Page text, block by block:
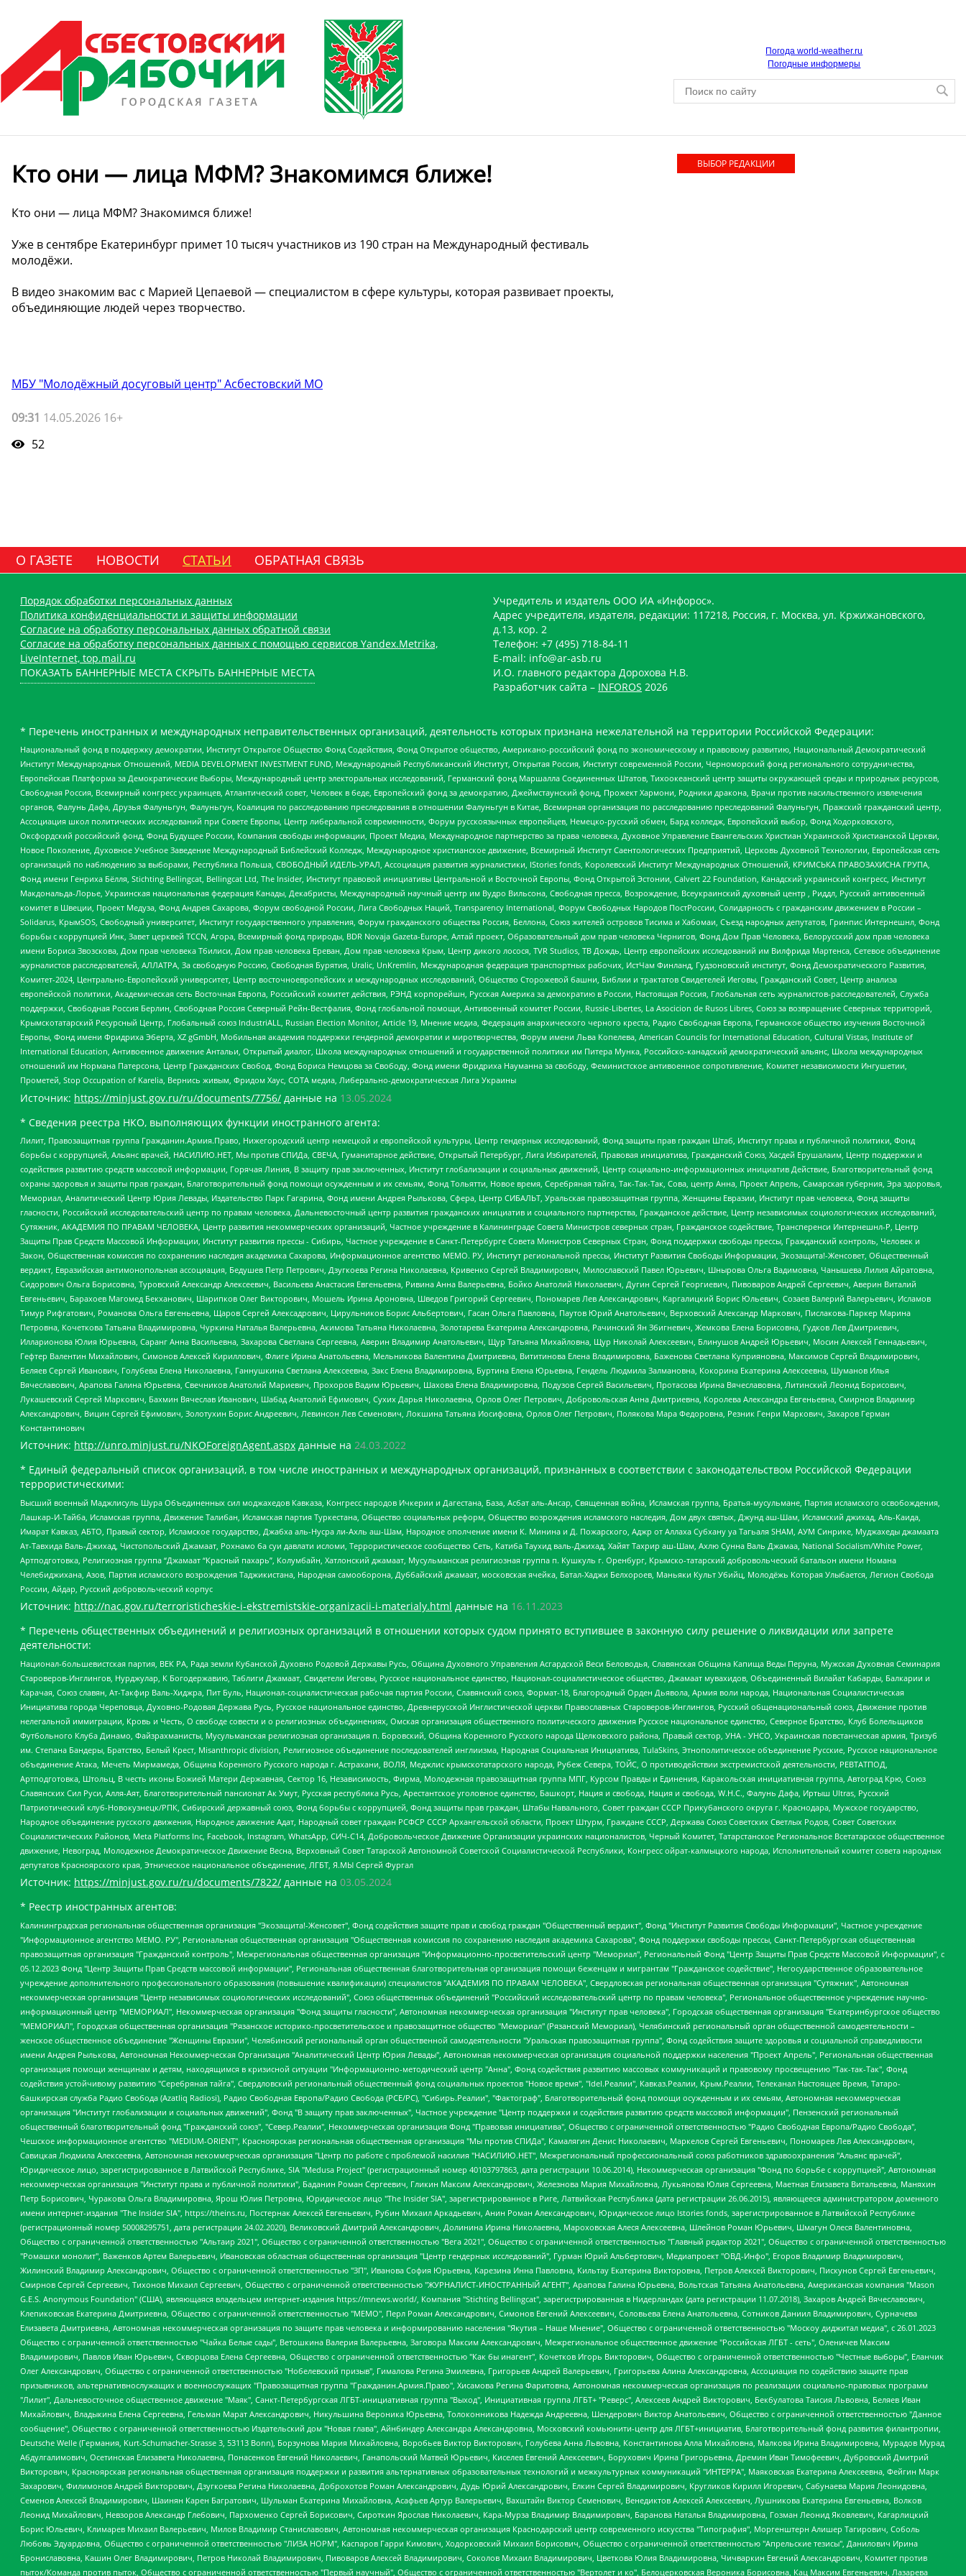
Погода world-weather.ru
Погодные информеры
Кто они — лица МФМ? Знакомимся ближе!
Кто они — лица МФМ? Знакомимся ближе!
Уже в сентябре Екатеринбург примет 10 тысяч участников из 190 стран на Международный фестиваль
молодёжи.
В видео знакомим вас с Марией Цепаевой — специалистом в сфере культуры, которая развивает проекты,
объединяющие людей через творчество.
МБУ "Молодёжный досуговый центр" Асбестовский МО
09:31 14.05.2026 16+
52
ВЫБОР РЕДАКЦИИ
О ГАЗЕТЕ НОВОСТИ СТАТЬИ ОБРАТНАЯ СВЯЗЬ
Порядок обработки персональных данных
Политика конфиденциальности и защиты информации
Согласие на обработку персональных данных обратной связи
Согласие на обработку персональных данных с помощью сервисов Yandex.Metrika,
LiveInternet, top.mail.ru
ПОКАЗАТЬ БАННЕРНЫЕ МЕСТА СКРЫТЬ БАННЕРНЫЕ МЕСТА
Учредитель и издатель ООО ИА «Инфорос».
Адрес учредителя, издателя, редакции: 117218, Россия, г. Москва, ул. Кржижановского,
д.13, кор. 2
Телефон: +7 (495) 718-84-11
E-mail: info@ar-asb.ru
И.О. главного редактора Дорохова Н.В.
Разработчик сайта – INFOROS 2026
* Перечень иностранных и международных неправительственных организаций, деятельность которых признана нежелательной на территории Российской Федерации:
Национальный фонд в поддержку демократии, Институт Открытое Общество Фонд Содействия, Фонд Открытое общество, Американо-российский фонд по экономическому и правовому развитию, Национальный Демократический
Институт Международных Отношений, MEDIA DEVELOPMENT INVESTMENT FUND, Международный Республиканский Институт, Открытая Россия, Институт современной России, Черноморский фонд регионального сотрудничества,
Европейская Платформа за Демократические Выборы, Международный центр электоральных исследований, Германский фонд Маршалла Соединенных Штатов, Тихоокеанский центр защиты окружающей среды и природных ресурсов,
Свободная Россия, Всемирный конгресс украинцев, Атлантический совет, Человек в беде, Европейский фонд за демократию, Джеймстаунский фонд, Прожект Хармони, Родники дракона, Врачи против насильственного извлечения
органов, Фалунь Дафа, Друзья Фалуньгун, Фалуньгун, Коалиция по расследованию преследования в отношении Фалуньгун в Китае, Всемирная организация по расследованию преследований Фалуньгун, Пражский гражданский центр,
Ассоциация школ политических исследований при Совете Европы, Центр либеральной современности, Форум русскоязычных европейцев, Немецко-русский обмен, Бард колледж, Европейский выбор, Фонд Ходорковского,
Оксфордский российский фонд, Фонд Будущее России, Компания свободы информации, Проект Медиа, Международное партнерство за права человека, Духовное Управление Евангельских Христиан Украинской Христианской Церкви,
Новое Поколение, Духовное Учебное Заведение Международный Библейский Колледж, Международное христианское движение, Всемирный Институт Саентологических Предприятий, Церковь Духовной Технологии, Европейская сеть
организаций по наблюдению за выборами, Республика Польша, СВОБОДНЫЙ ИДЕЛЬ-УРАЛ, Ассоциация развития журналистики, IStories fonds, Королевский Институт Международных Отношений, КРИМСЬКА ПРАВОЗАХИСНА ГРУПА,
Фонд имени Генриха Бёлля, Stichting Bellingcat, Bellingcat Ltd, The Insider, Институт правовой инициативы Центральной и Восточной Европы, Фонд Открытой Эстонии, Calvert 22 Foundation, Канадский украинский конгресс, Институт
Макдональда-Лорье, Украинская национальная федерация Канады, Декабристы, Международный научный центр им Вудро Вильсона, Свободная пресса, Возрождение, Всеукраинский духовный центр , Риддл, Русский антивоенный
комитет в Швеции, Проект Медуза, Фонд Андрея Сахарова, Форум свободной России, Лига Свободных Наций, Transparеncy International, Форум Свободных Народов ПостРоссии, Солидарность с гражданским движением в России –
Solidarus, КрымSOS, Свободный университет, Институт государственного управления, Форум гражданского общества Россия, Беллона, Союз жителей островов Тисима и Хабомаи, Съезд народных депутатов, Гринпис Интернешнл, Фонд
борьбы с коррупцией Инк, Завет церквей TCCN, Агора, Всемирный фонд природы, BDR Novaja Gazeta-Europe, Алтай проект, Образовательный дом прав человека Чернигов, Фонд Дом Прав Человека, Белорусский дом прав человека
имени Бориса Звозскова, Дом прав человека Тбилиси, Дом прав человека Ереван, Дом прав человека Крым, Центр дикого лосося, TVR Studios, ТВ Дождь, Центр европейских исследований им Вилфрида Мартенса, Сетевое объединение
журналистов расследователей, АЛЛАТРА, За свободную Россию, Свободная Бурятия, Uralic, UnKremlin, Международная федерация транспортных рабочих, ИстЧам Финланд, Гудзоновский институт, Фонд Демократического Развития,
Комитет-2024, Центрально-Европейский университет, Центр восточноевропейских и международных исследований, Общество Сторожевой башни, Библии и трактатов Свидетелей Иеговы, Гражданский Совет, Центр анализа
европейской политики, Академическая сеть Восточная Европа, Российский комитет действия, РЭНД корпорейшн, Русская Америка за демократию в России, Настоящая Россия, Глобальная сеть журналистов-расследователей, Служба
поддержки, Свободная Россия Берлин, Свободная Россия Северный Рейн-Вестфалия, Фонд глобальной помощи, Антивоенный комитет России, Russie-Libertes, La Asocicion de Rusos Libres, Союз за возвращение Северных территорий,
Крымскотатарский Ресурсный Центр, Глобальный союз IndustriALL, Russian Election Monitor, Article 19, Мнение медиа, Федерация анархического черного креста, Радио Свободная Европа, Германское общество изучения Восточной
Европы, Фонд имени Фридриха Эберта, XZ gGmbH, Мобильная академия поддержки гендерной демократии и миротворчества, Форум имени Льва Копелева, American Councils for International Education, Cultural Vistas, Institute of
International Education, Антивоенное движение Антальи, Открытый диалог, Школа международных отношений и государственной политики им Питера Мунка, Российско-канадский демократический альянс, Школа международных
отношений им Нормана Патерсона, Центр Гражданских Свобод, Фонд Бориса Немцова за Свободу, Фонд имени Фридриха Науманна за свободу, Феминистское антивоенное сопротивление, Комитет независимости Ингушетии,
Прометей, Stop Occupation of Karelia, Вернись живым, Фридом Хаус, СОТА медиа, Либерально-демократическая Лига Украины
Источник: https://minjust.gov.ru/ru/documents/7756/ данные на 13.05.2024
* Сведения реестра НКО, выполняющих функции иностранного агента:
Лилит, Правозащитная группа Гражданин.Армия.Право, Нижегородский центр немецкой и европейской культуры, Центр гендерных исследований, Фонд защиты прав граждан Штаб, Институт права и публичной политики, Фонд
борьбы с коррупцией, Альянс врачей, НАСИЛИЮ.НЕТ, Мы против СПИДа, СВЕЧА, Гуманитарное действие, Открытый Петербург, Лига Избирателей, Правовая инициатива, Гражданский Союз, Хасдей Ерушалаим, Центр поддержки и
содействия развитию средств массовой информации, Горячая Линия, В защиту прав заключенных, Институт глобализации и социальных движений, Центр социально-информационных инициатив Действие, Благотворительный фонд
охраны здоровья и защиты прав граждан, Благотворительный фонд помощи осужденным и их семьям, Фонд Тольятти, Новое время, Серебряная тайга, Так-Так-Так, Сова, центр Анна, Проект Апрель, Самарская губерния, Эра здоровья,
Мемориал, Аналитический Центр Юрия Левады, Издательство Парк Гагарина, Фонд имени Андрея Рылькова, Сфера, Центр СИБАЛЬТ, Уральская правозащитная группа, Женщины Евразии, Институт прав человека, Фонд защиты
гласности, Российский исследовательский центр по правам человека, Дальневосточный центр развития гражданских инициатив и социального партнерства, Гражданское действие, Центр независимых социологических исследований,
Сутяжник, АКАДЕМИЯ ПО ПРАВАМ ЧЕЛОВЕКА, Центр развития некоммерческих организаций, Частное учреждение в Калининграде Совета Министров северных стран, Гражданское содействие, Трансперенси Интернешнл-Р, Центр
Защиты Прав Средств Массовой Информации, Институт развития прессы - Сибирь, Частное учреждение в Санкт-Петербурге Совета Министров Северных Стран, Фонд поддержки свободы прессы, Гражданский контроль, Человек и
Закон, Общественная комиссия по сохранению наследия академика Сахарова, Информационное агентство МЕМО. РУ, Институт региональной прессы, Институт Развития Свободы Информации, Экозащита!-Женсовет, Общественный
вердикт, Евразийская антимонопольная ассоциация, Бедушев Петр Петрович, Дзугкоева Регина Николаевна, Кривенко Сергей Владимирович, Милославский Павел Юрьевич, Шнырова Ольга Вадимовна, Чанышева Лилия Айратовна,
Сидорович Ольга Борисовна, Туровский Александр Алексеевич, Васильева Анастасия Евгеньевна, Ривина Анна Валерьевна, Бойко Анатолий Николаевич, Дугин Сергей Георгиевич, Пивоваров Андрей Сергеевич, Аверин Виталий
Евгеньевич, Барахоев Магомед Бекханович, Шарипков Олег Викторович, Мошель Ирина Ароновна, Шведов Григорий Сергеевич, Пономарев Лев Александрович, Каргалицкий Борис Юльевич, Созаев Валерий Валерьевич, Исламов
Тимур Рифгатович, Романова Ольга Евгеньевна, Щаров Сергей Алексадрович, Цирульников Борис Альбертович, Гасан Ольга Павловна, Паутов Юрий Анатольевич, Верховский Александр Маркович, Пислакова-Паркер Марина
Петровна, Кочеткова Татьяна Владимировна, Чуркина Наталья Валерьевна, Акимова Татьяна Николаевна, Золотарева Екатерина Александровна, Рачинский Ян Збигневич, Жемкова Елена Борисовна, Гудков Лев Дмитриевич,
Илларионова Юлия Юрьевна, Саранг Анна Васильевна, Захарова Светлана Сергеевна, Аверин Владимир Анатольевич, Щур Татьяна Михайловна, Щур Николай Алексеевич, Блинушов Андрей Юрьевич, Мосин Алексей Геннадьевич,
Гефтер Валентин Михайлович, Симонов Алексей Кириллович, Флиге Ирина Анатольевна, Мельникова Валентина Дмитриевна, Вититинова Елена Владимировна, Баженова Светлана Куприяновна, Максимов Сергей Владимирович,
Беляев Сергей Иванович, Голубева Елена Николаевна, Ганнушкина Светлана Алексеевна, Закс Елена Владимировна, Буртина Елена Юрьевна, Гендель Людмила Залмановна, Кокорина Екатерина Алексеевна, Шуманов Илья
Вячеславович, Арапова Галина Юрьевна, Свечников Анатолий Мариевич, Прохоров Вадим Юрьевич, Шахова Елена Владимировна, Подузов Сергей Васильевич, Протасова Ирина Вячеславовна, Литинский Леонид Борисович,
Лукашевский Сергей Маркович, Бахмин Вячеслав Иванович, Шабад Анатолий Ефимович, Сухих Дарья Николаевна, Орлов Олег Петрович, Добровольская Анна Дмитриевна, Королева Александра Евгеньевна, Смирнов Владимир
Александрович, Вицин Сергей Ефимович, Золотухин Борис Андреевич, Левинсон Лев Семенович, Локшина Татьяна Иосифовна, Орлов Олег Петрович, Полякова Мара Федоровна, Резник Генри Маркович, Захаров Герман
Константинович
Источник: http://unro.minjust.ru/NKOForeignAgent.aspx данные на 24.03.2022
* Единый федеральный список организаций, в том числе иностранных и международных организаций, признанных в соответствии с законодательством Российской Федерации
террористическими:
Высший военный Маджлисуль Шура Объединенных сил моджахедов Кавказа, Конгресс народов Ичкерии и Дагестана, База, Асбат аль-Ансар, Священная война, Исламская группа, Братья-мусульмане, Партия исламского освобождения,
Лашкар-И-Тайба, Исламская группа, Движение Талибан, Исламская партия Туркестана, Общество социальных реформ, Общество возрождения исламского наследия, Дом двух святых, Джунд аш-Шам, Исламский джихад, Аль-Каида,
Имарат Кавказ, АБТО, Правый сектор, Исламское государство, Джабха аль-Нусра ли-Ахль аш-Шам, Народное ополчение имени К. Минина и Д. Пожарского, Аджр от Аллаха Субхану уа Тагьаля SHAM, АУМ Синрике, Муджахеды джамаата
Ат-Тавхида Валь-Джихад, Чистопольский Джамаат, Рохнамо ба суи давлати исломи, Террористическое сообщество Сеть, Катиба Таухид валь-Джихад, Хайят Тахрир аш-Шам, Ахлю Сунна Валь Джамаа, National Socialism/White Power,
Артподготовка, Религиозная группа “Джамаат “Красный пахарь”, Колумбайн, Хатлонский джамаат, Мусульманская религиозная группа п. Кушкуль г. Оренбург, Крымско-татарский добровольческий батальон имени Номана
Челебиджихана, Азов, Партия исламского возрождения Таджикистана, Народная самооборона, Дуббайский джамаат, московская ячейка, Батал-Хаджи Белхороев, Маньяки Культ Убийц, Молодёжь Которая Улыбается, Легион Свобода
России, Айдар, Русский добровольческий корпус
Источник: http://nac.gov.ru/terroristicheskie-i-ekstremistskie-organizacii-i-materialy.html данные на 16.11.2023
* Перечень общественных объединений и религиозных организаций в отношении которых судом принято вступившее в законную силу решение о ликвидации или запрете
деятельности:
Национал-большевистская партия, ВЕК РА, Рада земли Кубанской Духовно Родовой Державы Русь, Община Духовного Управления Асгардской Веси Беловодья, Славянская Община Капища Веды Перуна, Мужская Духовная Семинария
Староверов-Инглингов, Нурджулар, К Богодержавию, Таблиги Джамаат, Свидетели Иеговы, Русское национальное единство, Национал-социалистическое общество, Джамаат мувахидов, Объединенный Вилайат Кабарды, Балкарии и
Карачая, Союз славян, Ат-Такфир Валь-Хиджра, Пит Буль, Национал-социалистическая рабочая партия России, Славянский союз, Формат-18, Благородный Орден Дьявола, Армия воли народа, Национальная Социалистическая
Инициатива города Череповца, Духовно-Родовая Держава Русь, Русское национальное единство, Древнерусской Инглистической церкви Православных Староверов-Инглингов, Русский общенациональный союз, Движение против
нелегальной иммиграции, Кровь и Честь, О свободе совести и о религиозных объединениях, Омская организация общественного политического движения Русское национальное единство, Северное Братство, Клуб Болельщиков
Футбольного Клуба Динамо, Файзрахманисты, Мусульманская религиозная организация п. Боровский, Община Коренного Русского народа Щелковского района, Правый сектор, УНА - УНСО, Украинская повстанческая армия, Тризуб
им. Степана Бандеры, Братство, Белый Крест, Misanthropic division, Религиозное объединение последователей инглиизма, Народная Социальная Инициатива, TulaSkins, Этнополитическое объединение Русские, Русское национальное
объединение Атака, Мечеть Мирмамеда, Община Коренного Русского народа г. Астрахани, ВОЛЯ, Меджлис крымскотатарского народа, Рубеж Севера, ТОЙС, О противодействии экстремистской деятельности, РЕВТАТПОД,
Артподготовка, Штольц, В честь иконы Божией Матери Державная, Сектор 16, Независимость, Фирма, Молодежная правозащитная группа МПГ, Курсом Правды и Единения, Каракольская инициативная группа, Автоград Крю, Союз
Славянских Сил Руси, Алля-Аят, Благотворительный пансионат Ак Умут, Русская республика Русь, Арестантское уголовное единство, Башкорт, Нация и свобода, Нация и свобода, W.H.С., Фалунь Дафа, Иртыш Ultras, Русский
Патриотический клуб-Новокузнецк/РПК, Сибирский державный союз, Фонд борьбы с коррупцией, Фонд защиты прав граждан, Штабы Навального, Совет граждан СССР Прикубанского округа г. Краснодара, Мужское государство,
Народное объединение русского движения, Народное движение Адат, Народный совет граждан РСФСР СССР Архангельской области, Проект Штурм, Граждане СССР, Держава Союз Советских Светлых Родов, Совет Советских
Социалистических Районов, Meta Platforms Inc, Facebook, Instagram, WhatsApp, СИЧ-С14, Добровольческое Движение Организации украинских националистов, Черный Комитет, Татарстанское Региональное Всетатарское общественное
движение, Невоград, Молодежное Демократическое Движение Весна, Верховный Совет Татарской Автономной Советской Социалистической Республики, Конгресс ойрат-калмыцкого народа, Исполнительный комитет совета народных
депутатов Красноярского края, Этническое национальное объединение, ЛГБТ, Я.МЫ Сергей Фургал
Источник: https://minjust.gov.ru/ru/documents/7822/ данные на 03.05.2024
* Реестр иностранных агентов:
Калининградская региональная общественная организация "Экозащита!-Женсовет", Фонд содействия защите прав и свобод граждан "Общественный вердикт", Фонд "Институт Развития Свободы Информации", Частное учреждение "Информационное агентство МЕМО. РУ", Региональная общественная организация "Общественная комиссия по сохранению наследия академика Сахарова", Фонд поддержки свободы прессы, Санкт-Петербургская общественная правозащитная организация "Гражданский контроль", Межрегиональная общественная организация "Информационно-просветительский центр "Мемориал", Региональный Фонд "Центр Защиты Прав Средств Массовой Информации", с 05.12.2023 Фонд "Центр Защиты Прав Средств массовой информации", Региональная общественная благотворительная организация помощи беженцам и мигрантам "Гражданское содействие", Негосударственное образовательное учреждение дополнительного профессионального образования (повышение квалификации) специалистов "АКАДЕМИЯ ПО ПРАВАМ ЧЕЛОВЕКА", Свердловская региональная общественная организация "Сутяжник", Автономная некоммерческая организация "Центр независимых социологических исследований", Союз общественных объединений "Российский исследовательский центр по правам человека", Региональное общественное учреждение научно-информационный центр "МЕМОРИАЛ", Некоммерческая организация "Фонд защиты гласности", Автономная некоммерческая организация "Институт прав человека", Городская общественная организация "Екатеринбургское общество "МЕМОРИАЛ", Городская общественная организация "Рязанское историко-просветительское и правозащитное общество "Мемориал" (Рязанский Мемориал), Челябинский региональный орган общественной самодеятельности – женское общественное объединение "Женщины Евразии", Челябинский региональный орган общественной самодеятельности "Уральская правозащитная группа", Фонд содействия защите здоровья и социальной справедливости имени Андрея Рылькова, Автономная Некоммерческая Организация "Аналитический Центр Юрия Левады", Автономная некоммерческая организация социальной поддержки населения "Проект Апрель", Региональная общественная организация помощи женщинам и детям, находящимся в кризисной ситуации "Информационно-методический центр "Анна", Фонд содействия развитию массовых коммуникаций и правовому просвещению "Так-так-Так", Фонд содействия устойчивому развитию "Серебряная тайга", Свердловский региональный общественный фонд социальных проектов "Новое время", "Idel.Реалии", Кавказ.Реалии, Крым.Реалии, Телеканал Настоящее Время, Татаро-башкирская служба Радио Свобода (Azatliq Radiosi), Радио Свободная Европа/Радио Свобода (PCE/PC), "Сибирь.Реалии", "Фактограф", Благотворительный фонд помощи осужденным и их семьям, Автономная некоммерческая организация "Институт глобализации и социальных движений", Фонд "В защиту прав заключенных", Частное учреждение "Центр поддержки и содействия развитию средств массовой информации", Пензенский региональный общественный благотворительный фонд "Гражданский союз", "Север.Реалии", Некоммерческая организация Фонд "Правовая инициатива", Общество с ограниченной ответственностью "Радио Свободная Европа/Радио Свобода", Чешское информационное агентство "MEDIUM-ORIENT", Красноярская региональная общественная организация "Мы против СПИДа", Камалягин Денис Николаевич, Маркелов Сергей Евгеньевич, Пономарев Лев Александрович, Савицкая Людмила Алексеевна, Автономная некоммерческая организация "Центр по работе с проблемой насилия "НАСИЛИЮ.НЕТ", Межрегиональный профессиональный союз работников здравоохранения "Альянс врачей", Юридическое лицо, зарегистрированное в Латвийской Республике, SIA "Medusa Project" (регистрационный номер 40103797863, дата регистрации 10.06.2014), Некоммерческая организация "Фонд по борьбе с коррупцией", Автономная некоммерческая организация "Институт права и публичной политики", Баданин Роман Сергеевич, Гликин Максим Александрович, Железнова Мария Михайловна, Лукьянова Юлия Сергеевна, Маетная Елизавета Витальевна, Маняхин Петр Борисович, Чуракова Ольга Владимировна, Ярош Юлия Петровна, Юридическое лицо "The Insider SIA", зарегистрированное в Риге, Латвийская Республика (дата регистрации 26.06.2015), являющееся администратором доменного имени интернет-издания "The Insider SIA", https://theins.ru, Постернак Алексей Евгеньевич, Рубин Михаил Аркадьевич, Анин Роман Александрович, Юридическое лицо Istories fonds, зарегистрированное в Латвийской Республике (регистрационный номер 50008295751, дата регистрации 24.02.2020), Великовский Дмитрий Александрович, Долинина Ирина Николаевна, Мароховская Алеся Алексеевна, Шлейнов Роман Юрьевич, Шмагун Олеся Валентиновна, Общество с ограниченной ответственностью "Альтаир 2021", Общество с ограниченной ответственностью "Вега 2021", Общество с ограниченной ответственностью "Главный редактор 2021", Общество с ограниченной ответственностью "Ромашки монолит", Важенков Артем Валерьевич, Ивановская областная общественная организация "Центр гендерных исследований", Гурман Юрий Альбертович, Медиапроект "ОВД-Инфо", Егоров Владимир Владимирович, Жилинский Владимир Александрович, Общество с ограниченной ответственностью "ЗП", Иванова София Юрьевна, Карезина Инна Павловна, Кильтау Екатерина Викторовна, Петров Алексей Викторович, Пискунов Сергей Евгеньевич, Смирнов Сергей Сергеевич, Тихонов Михаил Сергеевич, Общество с ограниченной ответственностью "ЖУРНАЛИСТ-ИНОСТРАННЫЙ АГЕНТ", Арапова Галина Юрьевна, Вольтская Татьяна Анатольевна, Американская компания "Mason G.E.S. Anonymous Foundation" (США), являющаяся владельцем интернет-издания https://mnews.world/, Компания "Stichting Bellingcat", зарегистрированная в Нидерландах (дата регистрации 11.07.2018), Захаров Андрей Вячеславович, Клепиковская Екатерина Дмитриевна, Общество с ограниченной ответственностью "МЕМО", Перл Роман Александрович, Симонов Евгений Алексеевич, Соловьева Елена Анатольевна, Сотников Даниил Владимирович, Сурначева Елизавета Дмитриевна, Автономная некоммерческая организация по защите прав человека и информированию населения "Якутия – Наше Мнение", Общество с ограниченной ответственностью "Москоу диджитал медиа", с 26.01.2023 Общество с ограниченной ответственностью "Чайка Белые сады", Ветошкина Валерия Валерьевна, Заговора Максим Александрович, Межрегиональное общественное движение "Российская ЛГБТ - сеть", Оленичев Максим Владимирович, Павлов Иван Юрьевич, Скворцова Елена Сергеевна, Общество с ограниченной ответственностью "Как бы инагент", Кочетков Игорь Викторович, Общество с ограниченной ответственностью "Честные выборы", Еланчик Олег Александрович, Общество с ограниченной ответственностью "Нобелевский призыв", Гималова Регина Эмилевна, Григорьев Андрей Валерьевич, Григорьева Алина Александровна, Ассоциация по содействию защите прав призывников, альтернативнослужащих и военнослужащих "Правозащитная группа "Гражданин.Армия.Право", Хисамова Регина Фаритовна, Автономная некоммерческая организация по реализации социально-правовых программ "Лилит", Дальневосточное общественное движение "Маяк", Санкт-Петербургская ЛГБТ-инициативная группа "Выход", Инициативная группа ЛГБТ+ "Реверс", Алексеев Андрей Викторович, Бекбулатова Таисия Львовна, Беляев Иван Михайлович, Владыкина Елена Сергеевна, Гельман Марат Александрович, Никульшина Вероника Юрьевна, Толоконникова Надежда Андреевна, Шендерович Виктор Анатольевич, Общество с ограниченной ответственностью "Данное сообщение", Общество с ограниченной ответственностью Издательский дом "Новая глава", Айнбиндер Александра Александровна, Московский комьюнити-центр для ЛГБТ+инициатив, Благотворительный фонд развития филантропии, Deutsche Welle (Германия, Kurt-Schumacher-Strasse 3, 53113 Bonn), Борзунова Мария Михайловна, Воробьев Виктор Викторович, Голубева Анна Львовна, Константинова Алла Михайловна, Малкова Ирина Владимировна, Мурадов Мурад Абдулгалимович, Осетинская Елизавета Николаевна, Понасенков Евгений Николаевич, Ганапольский Матвей Юрьевич, Киселев Евгений Алексеевич, Борухович Ирина Григорьевна, Дремин Иван Тимофеевич, Дубровский Дмитрий Викторович, Красноярская региональная общественная организация поддержки и развития альтернативных образовательных технологий и межкультурных коммуникаций "ИНТЕРРА", Маяковская Екатерина Алексеевна, Фейгин Марк Захарович, Филимонов Андрей Викторович, Дзугкоева Регина Николаевна, Доброхотов Роман Александрович, Дудь Юрий Александрович, Елкин Сергей Владимирович, Кругликов Кирилл Игоревич, Сабунаева Мария Леонидовна, Семенов Алексей Владимирович, Шаинян Карен Багратович, Шульман Екатерина Михайловна, Асафьев Артур Валерьевич, Вахштайн Виктор Семенович, Венедиктов Алексей Алексеевич, Лушникова Екатерина Евгеньевна, Волков Леонид Михайлович, Невзоров Александр Глебович, Пархоменко Сергей Борисович, Сироткин Ярослав Николаевич, Кара-Мурза Владимир Владимирович, Баранова Наталья Владимировна, Гозман Леонид Яковлевич, Кагарлицкий Борис Юльевич, Климарев Михаил Валерьевич, Милов Владимир Станиславович, Автономная некоммерческая организация Краснодарский центр современного искусства "Типография", Моргенштерн Алишер Тагирович, Соболь Любовь Эдуардовна, Общество с ограниченной ответственностью "ЛИЗА НОРМ", Каспаров Гарри Кимович, Ходорковский Михаил Борисович, Общество с ограниченной ответственностью "Апрельские тезисы", Данилович Ирина Брониславовна, Кашин Олег Владимирович, Петров Николай Владимирович, Пивоваров Алексей Владимирович, Соколов Михаил Владимирович, Цветкова Юлия Владимировна, Чичваркин Евгений Александрович, Комитет против пыток/Команда против пыток, Общество с ограниченной ответственностью "Первый научный", Общество с ограниченной ответственностью "Вертолет и ко", Белоцерковская Вероника Борисовна, Кац Максим Евгеньевич, Лазарева Татьяна Юрьевна, Шаведдинов Руслан Табризович, Яшин Илья Валерьевич, Общество с ограниченной ответственностью "Иноагент ААВ", Алешковский Дмитрий Петрович, Альбац Евгения Марковна, Быков Дмитрий Львович, Галямина Юлия Евгеньевна, Лойко Сергей Леонидович, Мартынов Кирилл Константинович, Медведев Сергей Александрович, Крашенинников Федор Геннадиевич, Гордеева Катерина Вл